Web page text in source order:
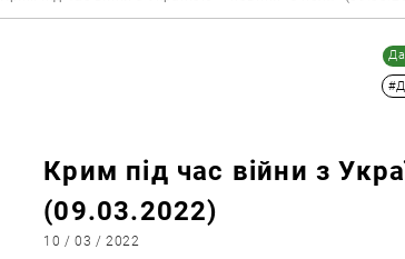
Крим під час війни з
(09.03.2022)
10 / 03 / 2022